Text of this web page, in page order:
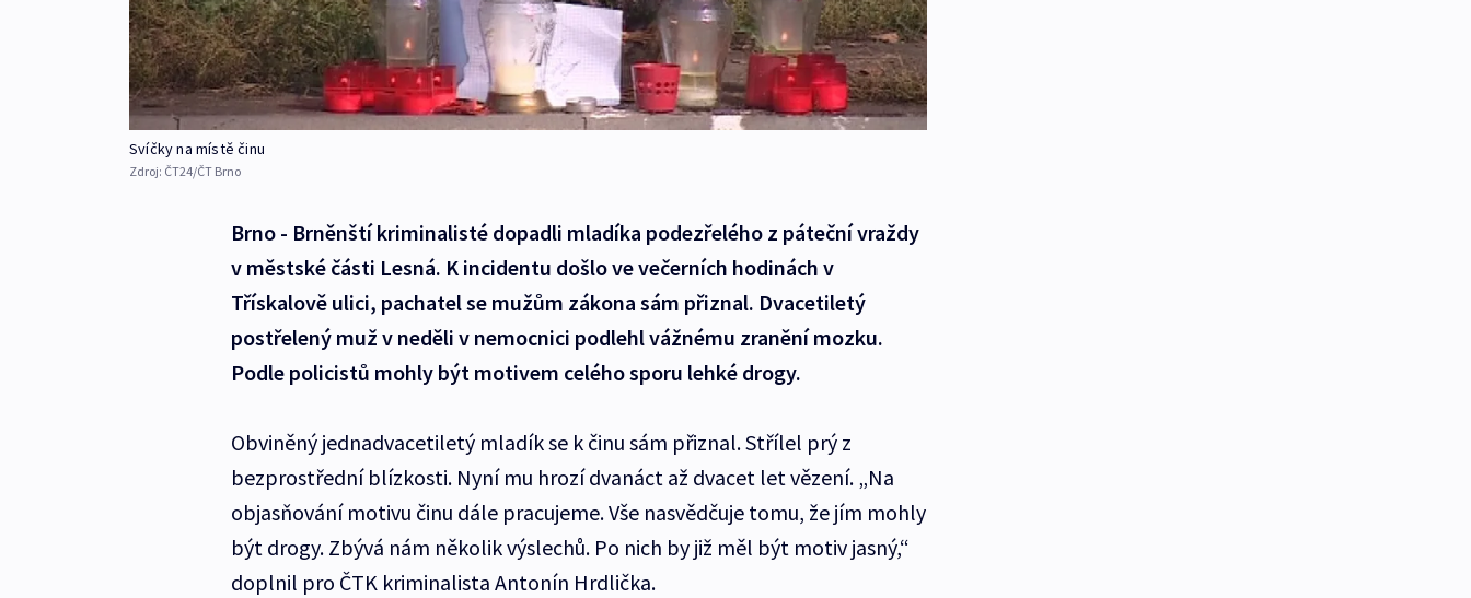
Svíčky na místě činu
Zdroj: ČT24/ČT Brno
Brno - Brněnští kriminalisté dopadli mladíka podezřelého z páteční vraždy
v městské části Lesná. K incidentu došlo ve večerních hodinách v
Třískalově ulici, pachatel se mužům zákona sám přiznal. Dvacetiletý
postřelený muž v neděli v nemocnici podlehl vážnému zranění mozku.
Podle policistů mohly být motivem celého sporu lehké drogy.
Obviněný jednadvacetiletý mladík se k činu sám přiznal. Střílel prý z
bezprostřední blízkosti. Nyní mu hrozí dvanáct až dvacet let vězení. „Na
objasňování motivu činu dále pracujeme. Vše nasvědčuje tomu, že jím mohly
být drogy. Zbývá nám několik výslechů. Po nich by již měl být motiv jasný,“
doplnil pro ČTK kriminalista Antonín Hrdlička.